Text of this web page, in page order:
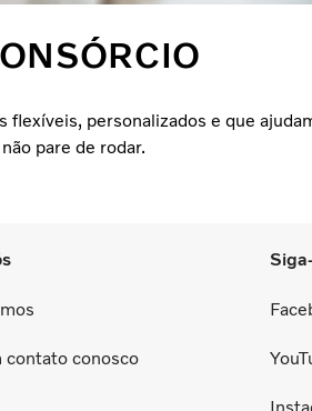
personalizados e que
pare de rodar.
contato conosco